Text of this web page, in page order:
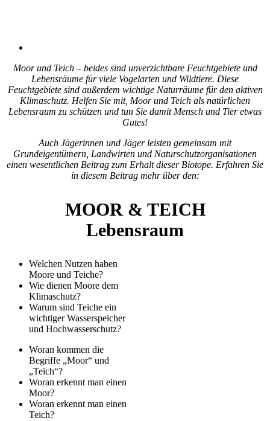
Moor und Teich – beides sind unverzichtbare Feuchtgebiete und
Lebensräume für viele Vogelarten und Wildtiere. Diese
Feuchtgebiete sind außerdem wichtige Naturräume für den aktiven
Klimaschutz. Helfen Sie mit, Moor und Teich als natürlichen
Lebensraum zu schützen und tun Sie damit Mensch und Tier etwas
Gutes!
Auch Jägerinnen und Jäger leisten gemeinsam mit
Grundeigentümern, Landwirten und Naturschutzorganisationen
einen wesentlichen Beitrag zum Erhalt dieser Biotope. Erfahren Sie
in diesem Beitrag mehr über den:
MOOR & TEICH
Lebensraum
Welchen Nutzen haben
Moore und Teiche?
Wie dienen Moore dem
Klimaschutz?
Warum sind Teiche ein
wichtiger Wasserspeicher
und Hochwasserschutz?
Woran kommen die
Begriffe „Moor“ und
„Teich“?
Woran erkennt man einen
Moor?
Woran erkennt man einen
Teich?